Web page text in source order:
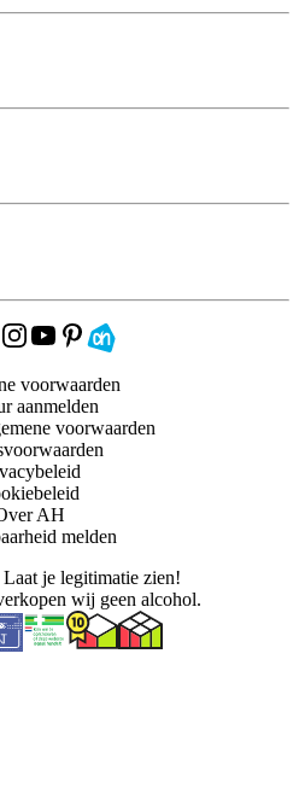
voorwaarden
aanmelden
voorwaarden
AH
melden
Laat je legitimatie zien!
wij geen alcohol.